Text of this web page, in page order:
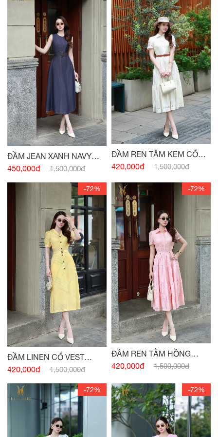
ĐẦM JEAN XANH NAVY
SÁT NÁCH ĐAI EO
450,000đ 1,500,000đ
ĐẦM REN TẰM KEM CỔ
ĐỨC
420,000đ 1,500,000đ
-72%
ĐẦM LINEN CỔ VEST
VÀNG BƠ ĐAI EO
420,000đ 1,500,000đ
-72%
ĐẦM REN TẰM HỒNG
THẠCH ANH
420,000đ 1,500,000đ
-72% -72%